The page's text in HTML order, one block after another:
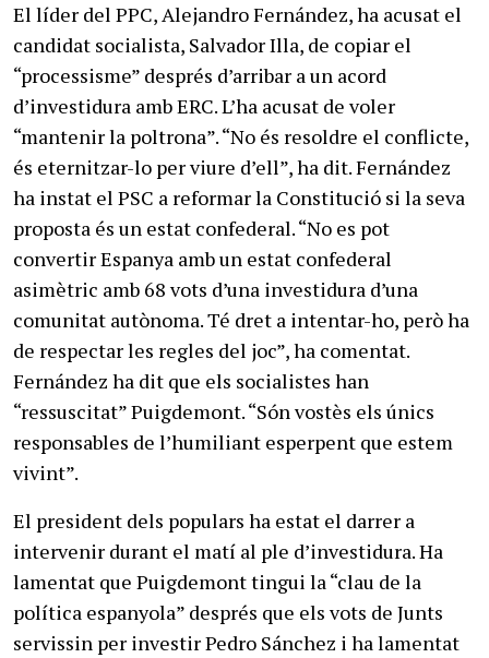
El líder del PPC, Alejandro Fernández, ha acusat el
candidat socialista, Salvador Illa, de copiar el
“processisme” després d’arribar a un acord
d’investidura amb ERC. L’ha acusat de voler
“mantenir la poltrona”. “No és resoldre el conflicte,
és eternitzar-lo per viure d’ell”, ha dit. Fernández
ha instat el PSC a reformar la Constitució si la seva
proposta és un estat confederal. “No es pot
convertir Espanya amb un estat confederal
asimètric amb 68 vots d’una investidura d’una
comunitat autònoma. Té dret a intentar-ho, però ha
de respectar les regles del joc”, ha comentat.
Fernández ha dit que els socialistes han
“ressuscitat” Puigdemont. “Són vostès els únics
responsables de l’humiliant esperpent que estem
vivint”.
El president dels populars ha estat el darrer a
intervenir durant el matí al ple d’investidura. Ha
lamentat que Puigdemont tingui la “clau de la
política espanyola” després que els vots de Junts
servissin per investir Pedro Sánchez i ha lamentat